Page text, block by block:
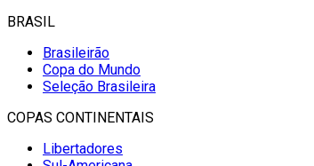
BRASIL
Brasileirão
Copa do Mundo
Seleção Brasileira
COPAS CONTINENTAIS
Libertadores